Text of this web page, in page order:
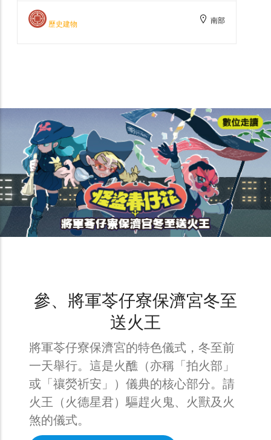
參、將軍苓仔寮保濟宮冬至
送火王
將軍苓仔寮保濟宮的特色儀式，冬至前
一天舉行。這是火醮（亦稱「拍火部」
或「禳熒祈安」）儀典的核心部分。請
火王（火德星君）驅趕火鬼、火獸及火
煞的儀式。